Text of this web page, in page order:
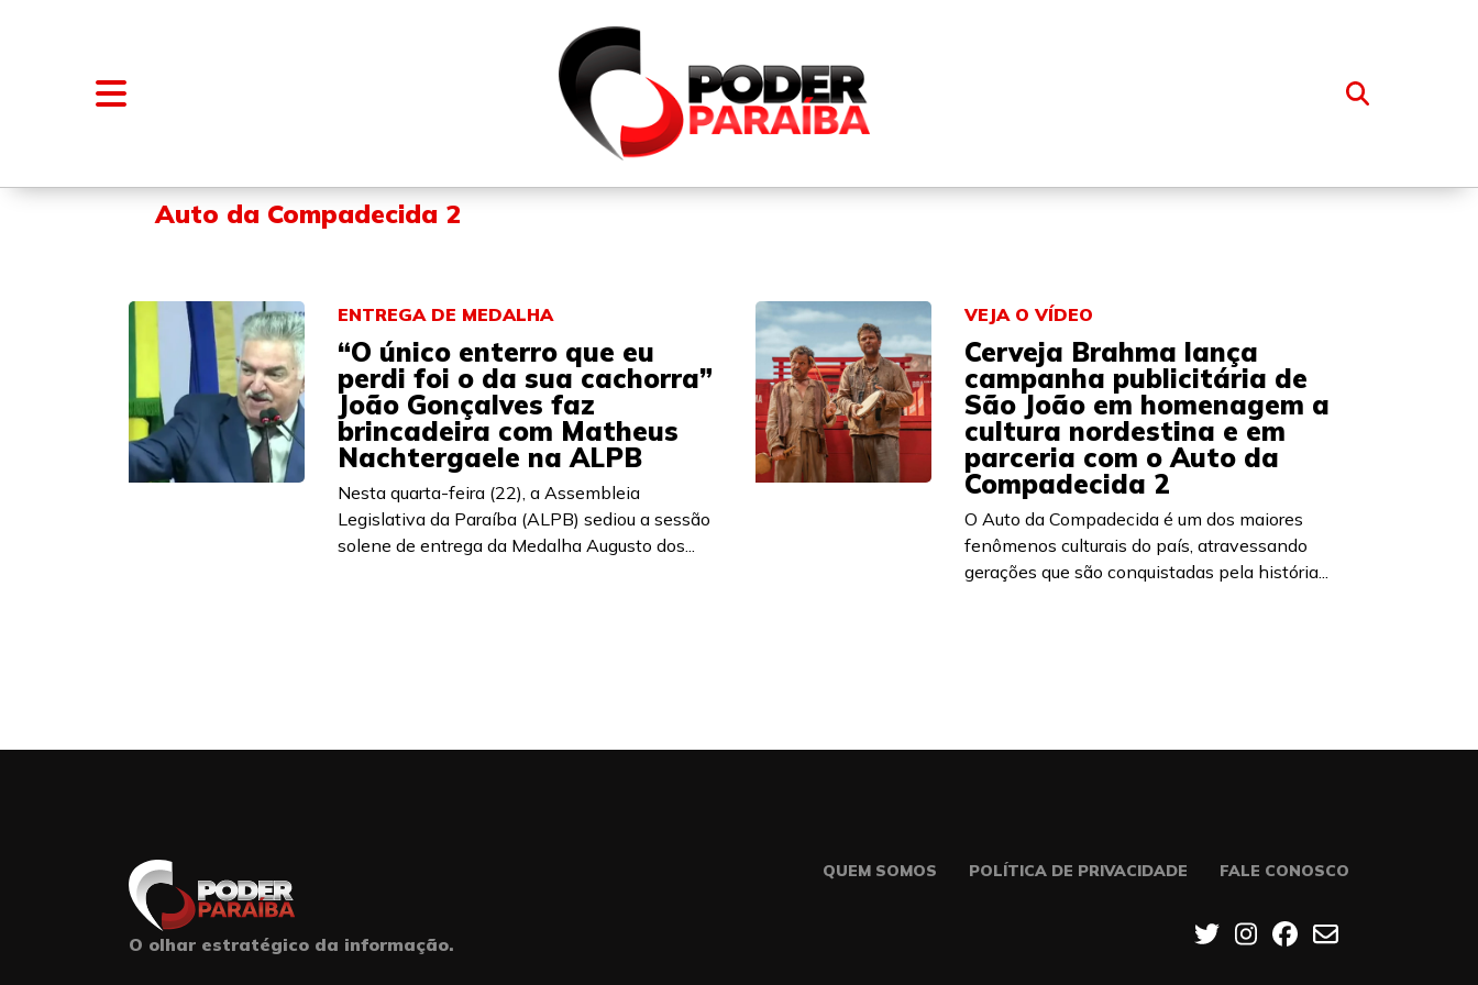
FALE CONOSCO
Auto da Compadecida 2
ENTREGA DE MEDALHA
“O único enterro que eu
perdi foi o da sua cachorra”
João Gonçalves faz
brincadeira com Matheus
Nachtergaele na ALPB
Nesta quarta-feira (22), a Assembleia
Legislativa da Paraíba (ALPB) sediou a sessão
solene de entrega da Medalha Augusto dos...
VEJA O VÍDEO
Cerveja Brahma lança
campanha publicitária de
São João em homenagem a
cultura nordestina e em
parceria com o Auto da
Compadecida 2
O Auto da Compadecida é um dos maiores
fenômenos culturais do país, atravessando
gerações que são conquistadas pela história...
O olhar estratégico da informação.
QUEM SOMOS POLÍTICA DE PRIVACIDADE FALE CONOSCO